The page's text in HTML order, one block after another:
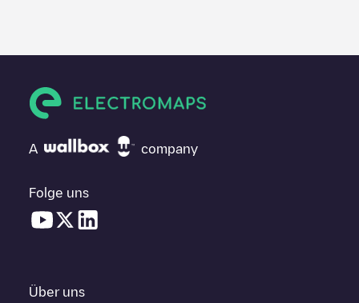
A company
Folge uns
Über uns